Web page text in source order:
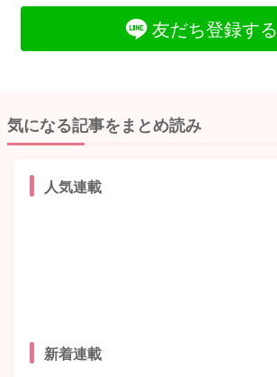
友だち登録する
気になる記事をまとめ読み
人気連載
新着連載